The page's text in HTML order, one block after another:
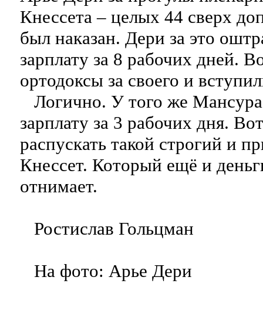
Кнессета – целых 44 сверх
был наказан. Дери за это
зарплату за 8 рабочих дней.
ортодоксы за своего и
Логично. У того же
зарплату за 3 рабочих дня.
распускать такой строгий и
Кнессет. Который ещё и
отнимает.
Ростислав Гольцман
На фото: Арье Дери